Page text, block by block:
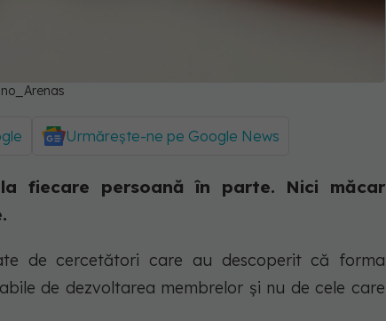
Urmărește-ne pe Google News
fiecare persoană în parte. Nici măcar
de cercetători care au descoperit că forma
de dezvoltarea membrelor și nu de cele care